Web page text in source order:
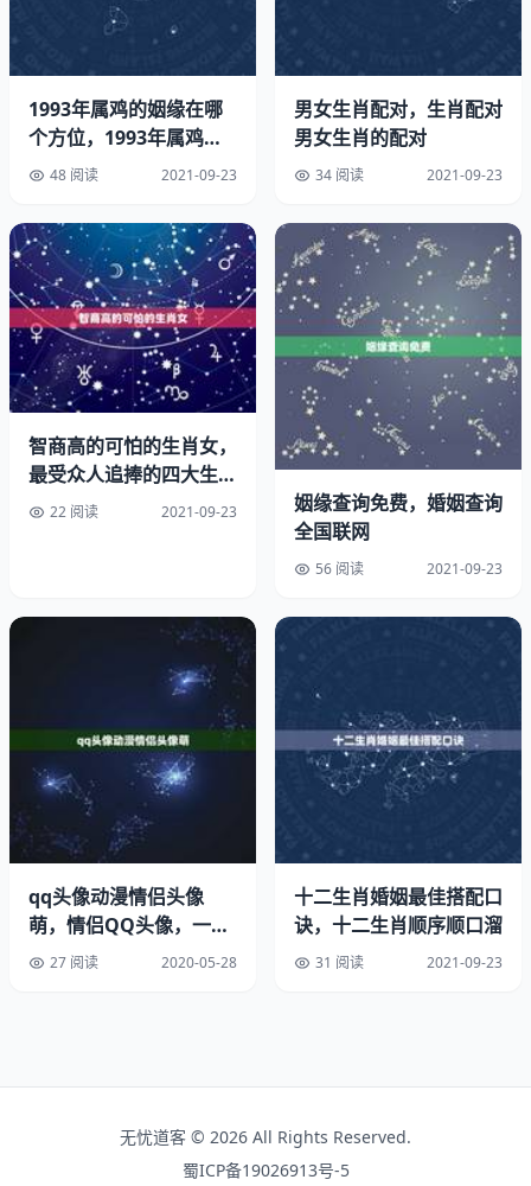
康熙字典取名一些讲究：要有灵动力。名字也是取的话都是
很有讲究的，第一，最好就是要让读起来就是很好的产生到
声音里的次产个，就是要好听哦，而且好的名字都是给到人
的印象都是深刻的。按照忌讳谐音。
棠（五行属木）棠之一字其属性为木，即棠梨，构造颇有端
名用字。
避免谐音：父母若打算自己帮宝宝取名字，要注意名字念起
来是否有不雅的谐音。注意字义：父母若想为孩子取名字，
必须先了解字的意义，因为有些字并不常见。
起名十一画的字有哪些
画的字：彩、梦、甜、菲。基本字义：彩 各种颜色交织：
彩云。彩虹。彩霞。彩绘。彩陶。彩绸。彩笔。彩车。彩蛋
梦 会意。小篆字形，由“宀”(房子)、“爿”(床)、“梦”(不明也)
取名字十一画的好字如下：雪：为白雪之义，指天空中降下
的雪花，有着至纯至洁的含义，用于名字中指人冰雪聪明，
且富有白雪一般的高尚品德。多用于女孩名字中，指女孩冰
思淼 古有曰“楚思淼茫云水冷，商声清脆管弦秋”，思淼此名
便是取自于此，诗句中情感之细腻浓厚，诗意之美令人难以
忘怀，有志向远大，才思敏捷之美好寓意。
画字可以用于男孩取名字的有彪，晨，梁，笠，笛，晟，
泾，晞。彪，智勇双全，清雅多才，中年劳，晚年吉祥，武
官大吉。晨，天生聪明，清雅荣贵，中年成功隆昌，出国之
格，幸福之字。
取名用字规范化，目前，有关部门经过大量统计，确认并编
起名必须在此范围的字，才能报户口！易读易写，读起来铿
锵顿挫，其谐音也要考虑。
1993年属鸡的姻缘在哪
个方位，1993年属鸡和
93年属鸡的配吗
48 阅读 2021-09-23
男女生肖配对，生肖配对
男女生肖的配对
34 阅读 2021-09-23
智商高的可怕的生肖女，
最受众人追捧的四大生肖
女是什么？
22 阅读 2021-09-23
姻缘查询免费，婚姻查询
全国联网
56 阅读 2021-09-23
qq头像动漫情侣头像
萌，情侣QQ头像，一左
一右（
27 阅读 2020-05-28
十二生肖婚姻最佳搭配口
诀，十二生肖顺序顺口溜
31 阅读 2021-09-23
无忧道客 © 2026 All Rights Reserved.
蜀ICP备19026913号-5